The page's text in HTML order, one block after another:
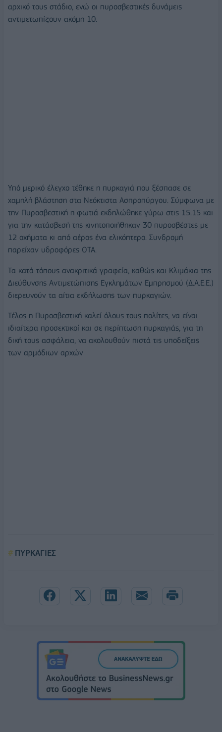
αρχικό τους στάδιο, ενώ οι πυροσβεστικές δυνάμεις
αντιμετωπίζουν ακόμη 10.
Υπό μερικό έλεγχο τέθηκε η πυρκαγιά που ξέσπασε σε
χαμηλή βλάστηση στα Νεόκτιστα Ασπροπύργου. Σύμφωνα με
την Πυροσβεστική η φωτιά εκδηλώθηκε γύρω στις 15.15 και
για την κατάσβεσή της κινητοποιήθηκαν 30 πυροσβέστες με
12 οχήματα κι από αέρος ένα ελικόπτερο. Συνδρομή
παρείχαν υδροφόρες ΟΤΑ.
Τα κατά τόπους ανακριτικά γραφεία, καθώς και Κλιμάκια της
Διεύθυνσης Αντιμετώπισης Εγκλημάτων Εμπρησμού (Δ.Α.Ε.Ε.)
διερευνούν τα αίτια εκδήλωσης των πυρκαγιών.
Τέλος η Πυροσβεστική καλεί όλους τους πολίτες, να είναι
ιδιαίτερα προσεκτικοί και σε περίπτωση πυρκαγιάς, για τη
δική τους ασφάλεια, να ακολουθούν πιστά τις υποδείξεις
των αρμόδιων αρχών
ΠΥΡΚΑΓΙΕΣ